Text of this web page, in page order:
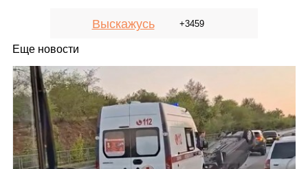
Выскажусь +3459
Еще новости